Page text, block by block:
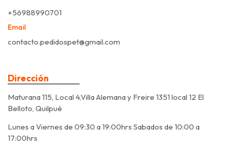
+56988990701
Email
contacto.pedidospet@gmail.com
Dirección
Maturana 115, Local 4,Villa Alemana y Freire 1351 local 12 El
Belloto, Quilpué
Lunes a Viernes de 09:30 a 19:00hrs Sabados de 10:00 a
17:00hrs